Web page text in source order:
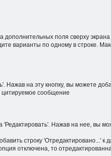
поля сверху
варианты по одному в строке.
на эту кнопку, вы можете
цитируемое сообщение
Нажав на нее, вы
строку
отключена, то